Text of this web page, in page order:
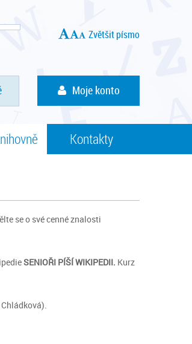
Zvětšit písmo
Moje konto
Kontakty
se o své cenné znalosti
SENIOŘI PÍŠÍ WIKIPEDII. Kurz